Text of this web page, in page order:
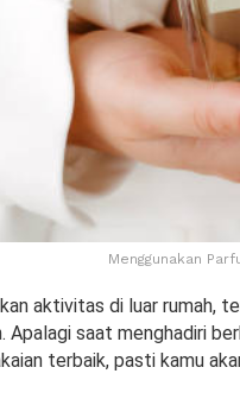
Menggunakan
aktivitas di luar rumah,
Apalagi saat menghadiri
terbaik, pasti kamu